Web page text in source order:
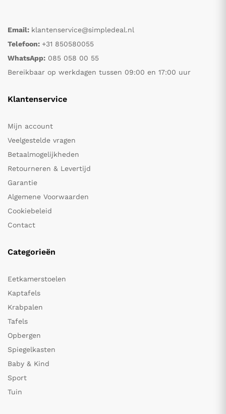
Email: klantenservice@simpledeal.nl
Telefoon: +31 850580055
WhatsApp: 085 058 00 55
Bereikbaar op werkdagen tussen 09:00 en 17:00 uur
Klantenservice
Mijn account
Veelgestelde vragen
Betaalmogelijkheden
Retourneren & Levertijd
Garantie
Algemene Voorwaarden
Cookiebeleid
Contact
Categorieën
Eetkamerstoelen
Kaptafels
Krabpalen
Tafels
Opbergen
Spiegelkasten
Baby & Kind
Sport
Tuin